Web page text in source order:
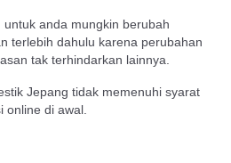
untuk anda mungkin berubah
terlebih dahulu karena perubahan
tak terhindarkan lainnya.
Jepang tidak memenuhi syarat
online di awal.